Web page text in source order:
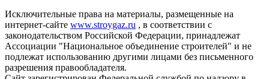
Исключительные права на материалы, размещенные на
интернет-сайте www.stroygaz.ru , в соответствии с
законодательством Российской Федерации, принадлежат
Ассоциации "Национальное объединение строителей" и не
подлежат использованию другими лицами без письменного
разрешения правообладателя.